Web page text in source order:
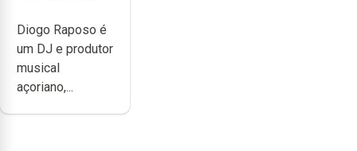
noção do quão
difícil é
produzir uma
música”
Diogo Raposo é
um DJ e produtor
musical
açoriano,...